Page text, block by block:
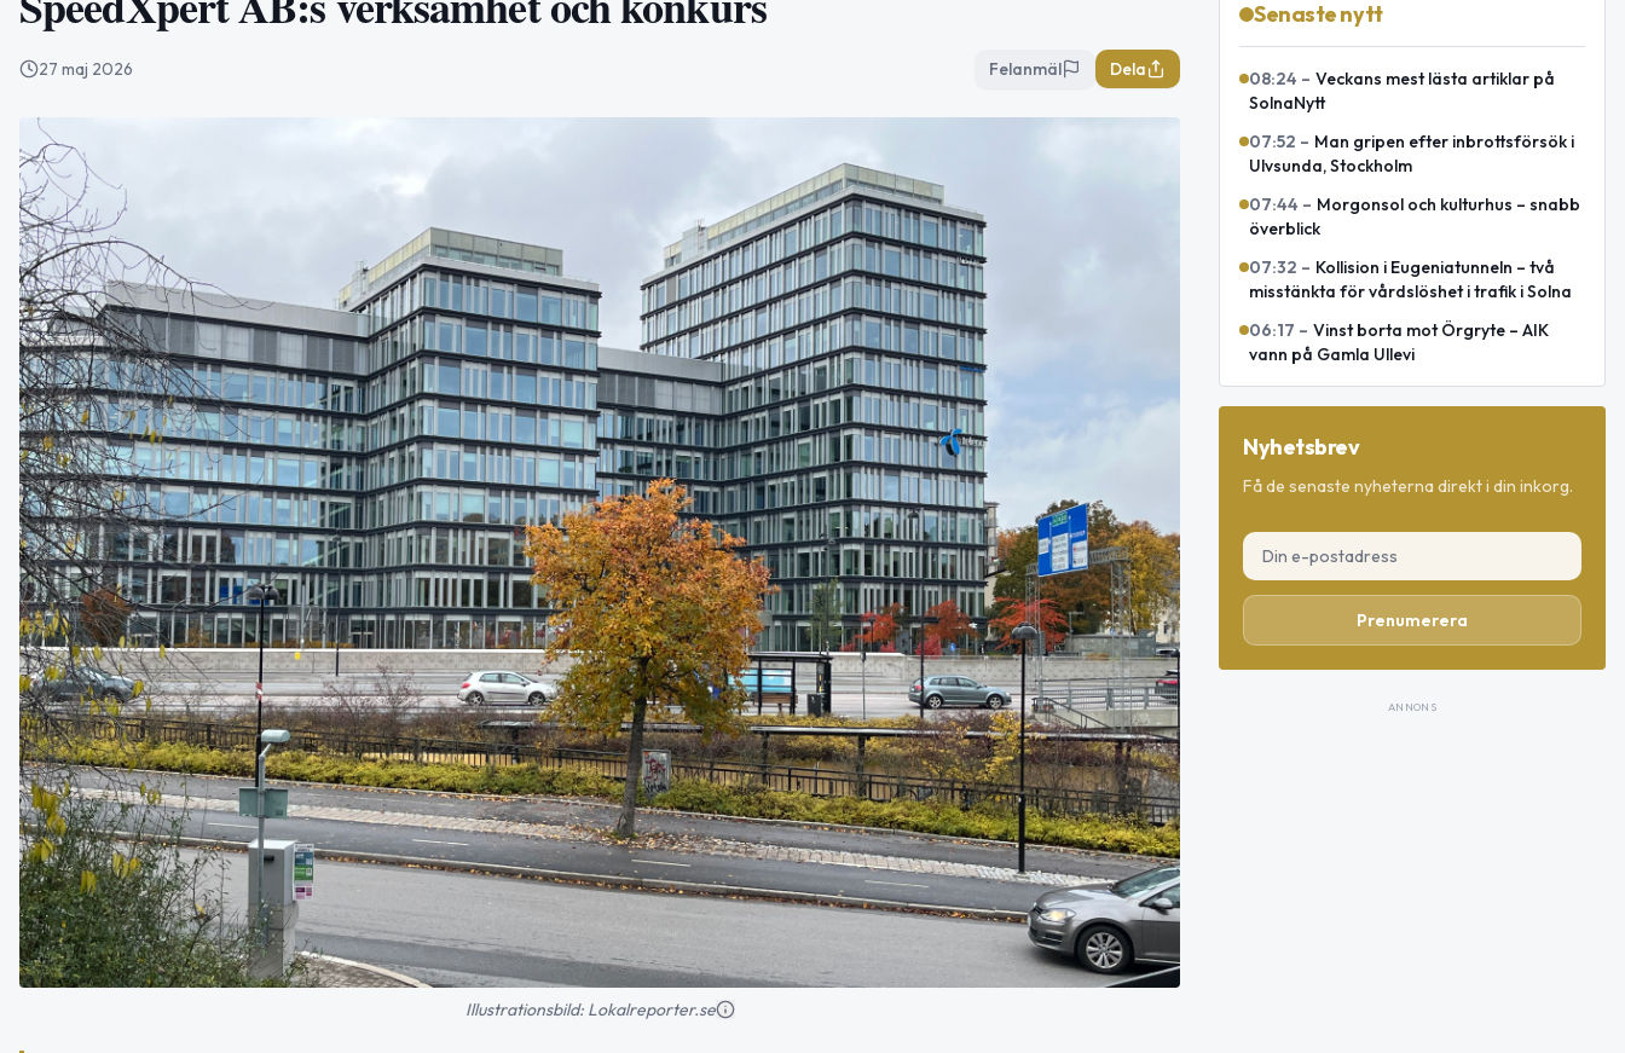
27 maj 2026 Felanmäl Dela
Illustrationsbild: Lokalreporter.se
Senaste nytt
08:24 – Veckans mest lästa artiklar på
SolnaNytt
07:52 – Man gripen efter inbrottsförsök i
Ulvsunda, Stockholm
07:44 – Morgonsol och kulturhus – snabb
överblick
07:32 – Kollision i Eugeniatunneln – två
misstänkta för vårdslöshet i trafik i Solna
06:17 – Vinst borta mot Örgryte – AIK
vann på Gamla Ullevi
Nyhetsbrev
Få de senaste nyheterna direkt i din inkorg.
Prenumerera
ANNONS